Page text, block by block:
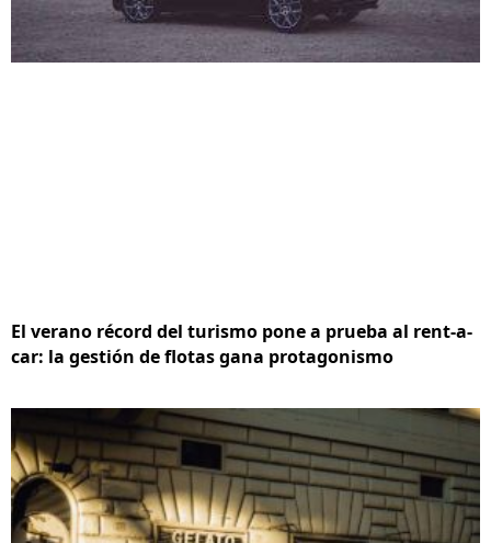
El verano récord del turismo pone a prueba al rent-a-
car: la gestión de flotas gana protagonismo